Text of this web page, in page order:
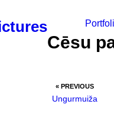
Cēsu
« PREVIOUS
Ungurmuiža